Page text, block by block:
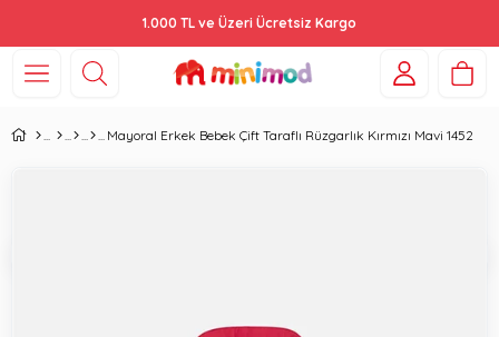
1.000 TL ve Üzeri Ücretsiz Kargo
Mayoral Erkek Bebek Çift Taraflı Rüzgarlık Kırmızı Mavi 1452